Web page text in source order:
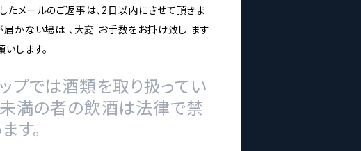
たメールのご返事は、2日以内にさせて頂きま
届かない場は 、大変 お手数をお掛け致し ます
します。
プでは酒類を取り扱ってい
未満の者の飲酒は法律で禁
す。